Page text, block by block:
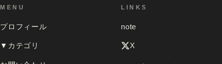
MENU
プロフィール
▼カテゴリ
LINKS
note
X